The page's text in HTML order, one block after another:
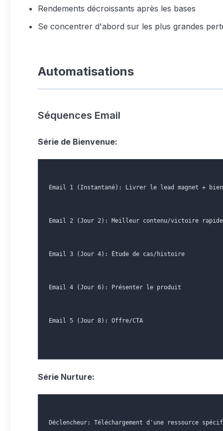
Rendements décroissants après les bases
Se concentrer d'abord sur les plus grandes
Automatisations
Séquences Email
Série de Bienvenue:
Email 1 (Instantané): Livrer le lead magnet +
Email 2 (Jour 2): Meilleur contenu/victoire rapide
Email 3 (Jour 4): Étude de cas/histoire
Email 4 (Jour 6): Présenter le produit
Email 5 (Jour 8): Offre/CTA
Série Nurture:
Déclencheur: Téléchargement d'une ressource